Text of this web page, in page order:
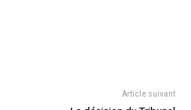
Article suivant